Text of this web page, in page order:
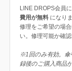
LINE DROPS会員
費用が無料 になりま
修理をご希望の場
い。修理可能か確認
※1回のみ有効。傘
録後のご購入商品